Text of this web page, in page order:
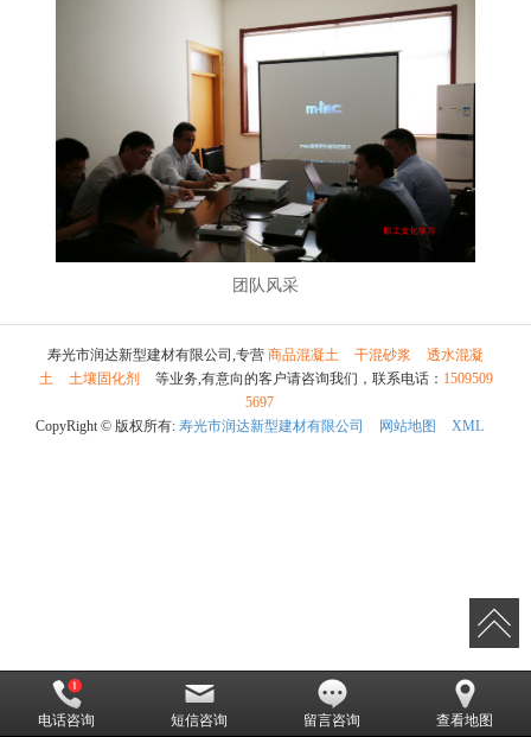
团队风采
寿光市润达新型建材有限公司,专营 商品混凝土 干混砂浆
透水混凝
土
土壤固化剂 等业务,有意向的客户请咨询我们，联系电话： 1509509
5697
CopyRight © 版权所有: 寿光市润达新型建材有限公司 网站地图 XML
电话咨询 短信咨询 留言咨询 查看地图